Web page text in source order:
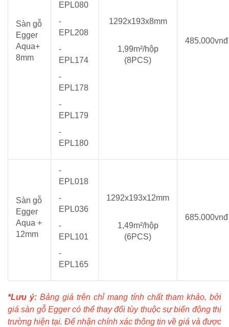
Sàn gỗ
Egger
Aqua+
8mm
EPL080
-
EPL208
-
EPL174
-
EPL178
-
EPL179
-
EPL180
1292x193x8mm
1,99m²/hộp
(8PCS)
485.000vnđ
Sàn gỗ
Egger
Aqua +
12mm
-
EPL018
-
EPL036
-
EPL101
-
EPL165
1292x193x12mm
1,49m²/hộp
(6PCS)
685.000vnđ
*Lưu ý: Bảng giá trên chỉ mang tính chất tham khảo, bởi
giá sàn gỗ Egger có thể thay đổi tùy thuộc sự biến động thị
trường hiện tại. Để nhận chính xác thông tin về giá và được